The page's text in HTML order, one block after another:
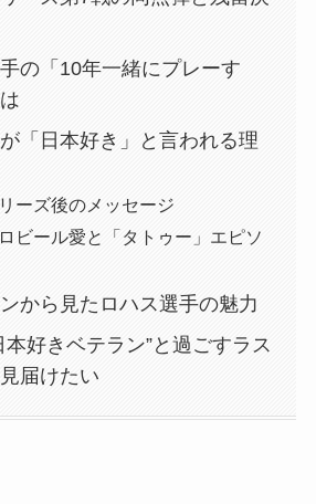
の「10年一緒にプレーす
「日本好き」と言われる理
ーズ後のメッセージ
ビール愛と「タトゥー」エピソ
から見たロハス選手の魅力
本好きベテラン”と過ごすラス
届けたい